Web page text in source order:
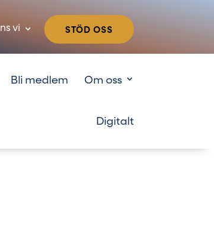
STÖD OSS
vi
Bli medlem Om oss